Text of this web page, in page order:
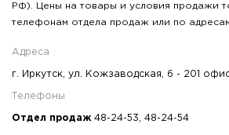
РФ). Цены на товары и условия продажи
телефонам отдела продаж или по
Адреса
г. Иркутск, ул. Кожзаводская, 6 - 201
Телефоны
Отдел продаж 48-24-53 48-24-54